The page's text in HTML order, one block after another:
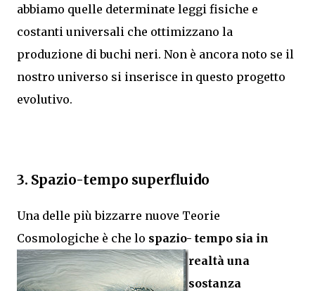
abbiamo quelle determinate leggi fisiche e
costanti universali che ottimizzano la
produzione di buchi neri. Non è ancora noto se il
nostro universo si inserisce in questo progetto
evolutivo.
3. Spazio-tempo superfluido
Una delle più bizzarre nuove Teorie
Cosmologiche è che lo spazio- tempo sia in
realtà una
sostanza